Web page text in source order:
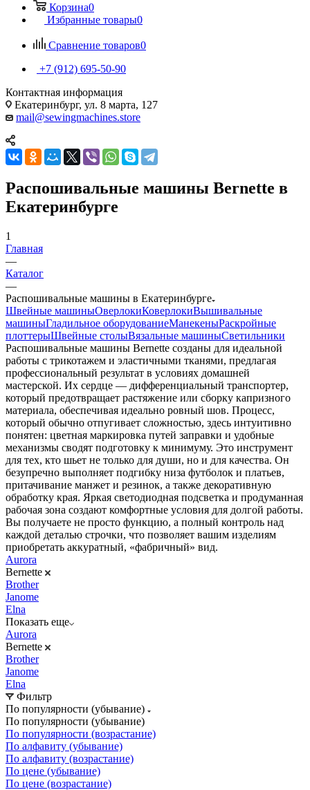
Корзина0
Избранные товары0
Сравнение товаров0
+7 (912) 695-50-90
Контактная информация
Екатеринбург, ул. 8 марта, 127
mail@sewingmachines.store
Распошивальные машины Bernette в
Екатеринбурге
1
Главная
—
Каталог
—
Распошивальные машины в Екатеринбурге
Швейные машиныОверлокиКоверлокиВышивальные
машиныГладильное оборудованиеМанекеныРаскройные
плоттерыШвейные столыВязальные машиныСветильники
Распошивальные машины Bernette созданы для идеальной
работы с трикотажем и эластичными тканями, предлагая
профессиональный результат в условиях домашней
мастерской. Их сердце — дифференциальный транспортер,
который предотвращает растяжение или сборку капризного
материала, обеспечивая идеально ровный шов. Процесс,
который обычно отпугивает сложностью, здесь интуитивно
понятен: цветная маркировка путей заправки и удобные
механизмы сводят подготовку к минимуму. Это инструмент
для тех, кто шьет не только для души, но и для качества. Он
безупречно выполняет подгибку низа футболок и платьев,
притачивание манжет и резинок, а также декоративную
обработку края. Яркая светодиодная подсветка и продуманная
рабочая зона создают комфортные условия для долгой работы.
Вы получаете не просто функцию, а полный контроль над
каждой деталью строчки, что позволяет вашим изделиям
приобретать аккуратный, «фабричный» вид.
Aurora
Bernette
Brother
Janome
Elna
Показать еще
Aurora
Bernette
Brother
Janome
Elna
Фильтр
По популярности (убывание)
По популярности (убывание)
По популярности (возрастание)
По алфавиту (убывание)
По алфавиту (возрастание)
По цене (убывание)
По цене (возрастание)